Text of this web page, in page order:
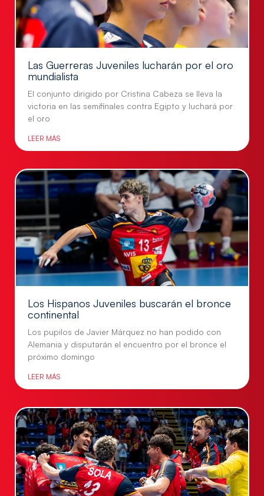
Las Guerreras Juveniles lucharán por el oro
mundialista
El conjunto dirigido por Cristina Cabeza se lleva la
victoria en las semifinales contra Egipto y luchará por
el oro
LEER MÁS
Los Hispanos Juveniles buscarán el bronce
continental
Los pupilos de Javier Márquez no han podido con
Alemania y disputarán el encuentro por el bronce el
próximo domingo
LEER MÁS